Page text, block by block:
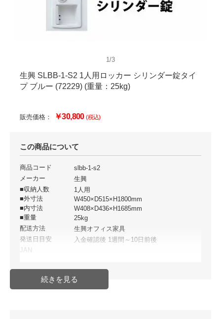
1/3
生興 SLBB-1-S2 1人用ロッカー シリンダー錠タイ
プ ブルー (72229) (重量：25kg)
販売価格： ￥30,800(税込)
この商品について
商品コード
slbb-1-s2
メーカー
生興
■収納人数
1人用
■外寸法
W450×D515×H1800mm
■内寸法
W408×D436×H1685mm
■重量
25kg
配送方法
生興オフィス家具
発送日目安
入金確認後 1週間～10日前後
JAN